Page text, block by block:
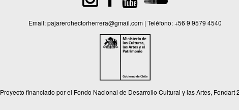
Email:pajarerohectorherrera@gmail.com | Teléfono:+56 9 9579 4540
Proyecto financiado por el Fondo Nacional de Desarrollo Cultural y las Artes, Fondart